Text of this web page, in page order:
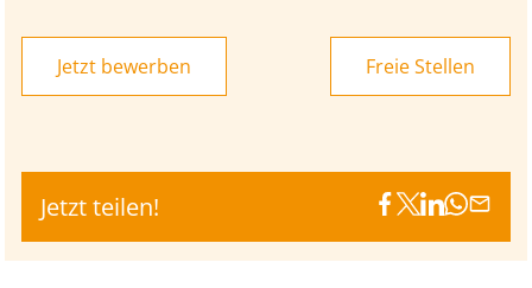
Jetzt bewerben Freie Stellen
Jetzt teilen!